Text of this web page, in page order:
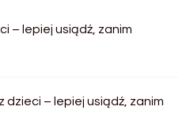
– lepiej usiądź, zanim
dzieci – lepiej usiądź, zanim